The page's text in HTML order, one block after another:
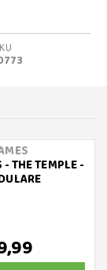
- THE TEMPLE -